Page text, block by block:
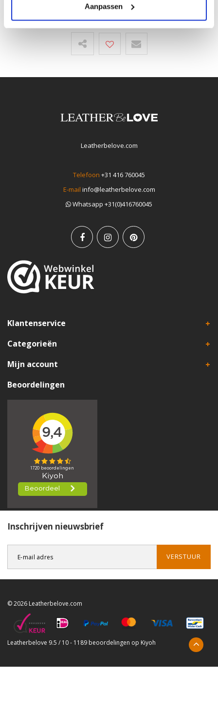
Aanpassen
Leatherbelove.com
Telefoon +31 416 760045
E-mail info@leatherbelove.com
Whatsapp +31(0)416760045
Klantenservice
Categorieën
Mijn account
Beoordelingen
Inschrijven nieuwsbrief
VERSTUUR
© 2026 Leatherbelove.com
Leatherbelove 9.5 / 10- 1189 beoordelingen op Kiyoh